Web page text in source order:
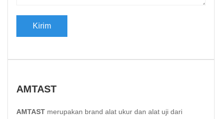
AMTAST
AMTAST merupakan brand alat ukur dan alat uji dari